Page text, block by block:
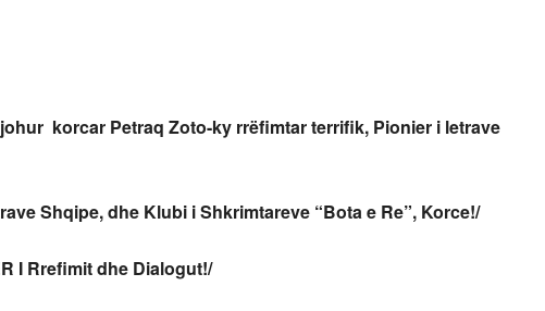
korcar Petraq Zoto-ky rrëfimtar terrifik, Pionier i letrave
Shqipe, dhe Klubi i Shkrimtareve “Bota e Re”, Korce!/
I Rrefimit dhe Dialogut!/